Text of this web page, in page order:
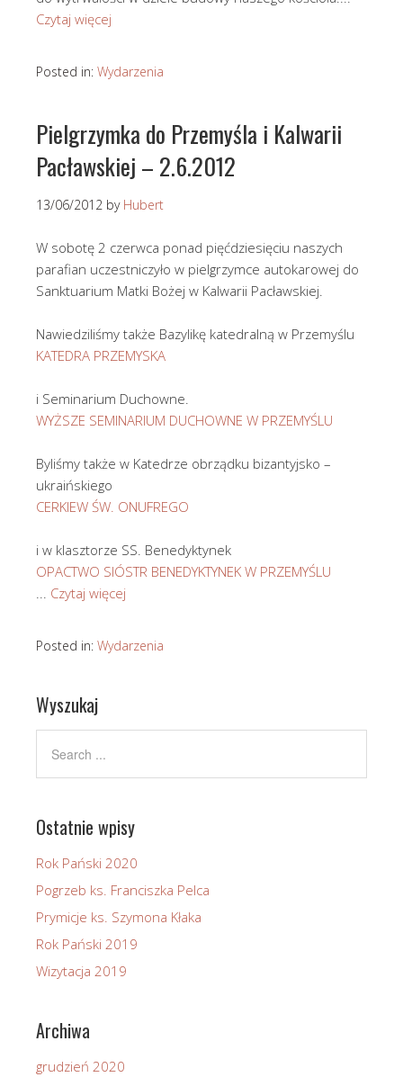
Czytaj więcej
Posted in: Wydarzenia
Pielgrzymka do Przemyśla i Kalwarii
Pacławskiej – 2.6.2012
13/06/2012 by Hubert
W sobotę 2 czerwca ponad pięćdziesięciu naszych
parafian uczestniczyło w pielgrzymce autokarowej do
Sanktuarium Matki Bożej w Kalwarii Pacławskiej.
Nawiedziliśmy także Bazylikę katedralną w Przemyślu
KATEDRA PRZEMYSKA
i Seminarium Duchowne.
WYŻSZE SEMINARIUM DUCHOWNE W PRZEMYŚLU
Byliśmy także w Katedrze obrządku bizantyjsko –
ukraińskiego
CERKIEW ŚW. ONUFREGO
i w klasztorze SS. Benedyktynek
OPACTWO SIÓSTR BENEDYKTYNEK W PRZEMYŚLU
... Czytaj więcej
Posted in: Wydarzenia
Wyszukaj
Ostatnie wpisy
Rok Pański 2020
Pogrzeb ks. Franciszka Pelca
Prymicje ks. Szymona Kłaka
Rok Pański 2019
Wizytacja 2019
Archiwa
grudzień 2020